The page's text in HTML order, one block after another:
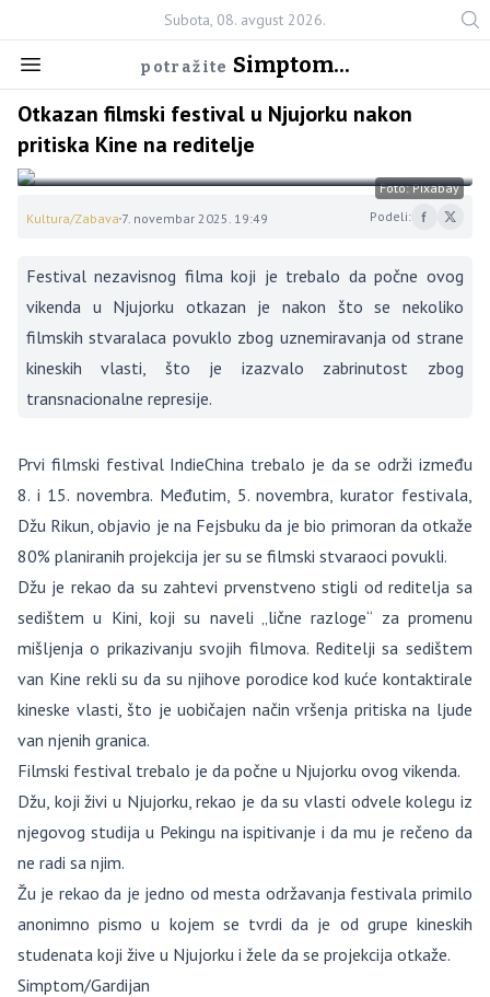
Subota, 08. avgust 2026.
potražite Simptom...
Otkazan filmski festival u Njujorku nakon
pritiska Kine na reditelje
Foto: Pixabay
Kultura/Zabava 7. novembar 2025. 19:49 Podeli:
Festival nezavisnog filma koji je trebalo da počne ovog
vikenda u Njujorku otkazan je nakon što se nekoliko
filmskih stvaralaca povuklo zbog uznemiravanja od strane
kineskih vlasti, što je izazvalo zabrinutost zbog
transnacionalne represije.
Prvi filmski festival IndieChina trebalo je da se održi između
8. i 15. novembra. Međutim, 5. novembra, kurator festivala,
Džu Rikun, objavio je na Fejsbuku da je bio primoran da otkaže
80% planiranih projekcija jer su se filmski stvaraoci povukli.
Džu je rekao da su zahtevi prvenstveno stigli od reditelja sa
sedištem u Kini, koji su naveli „lične razloge“ za promenu
mišljenja o prikazivanju svojih filmova. Reditelji sa sedištem
van Kine rekli su da su njihove porodice kod kuće kontaktirale
kineske vlasti, što je uobičajen način vršenja pritiska na ljude
van njenih granica.
Filmski festival trebalo je da počne u Njujorku ovog vikenda.
Džu, koji živi u Njujorku, rekao je da su vlasti odvele kolegu iz
njegovog studija u Pekingu na ispitivanje i da mu je rečeno da
ne radi sa njim.
Žu je rekao da je jedno od mesta održavanja festivala primilo
anonimno pismo u kojem se tvrdi da je od grupe kineskih
studenata koji žive u Njujorku i žele da se projekcija otkaže.
Simptom/Gardijan